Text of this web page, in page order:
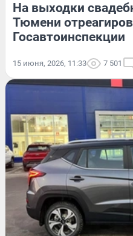
На выходки
Тюмени
Госавтоинспекции
15 июня, 2026, 11:33 7 501